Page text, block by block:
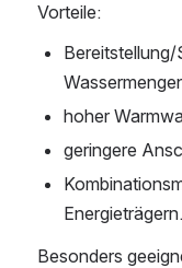
Vorteile:
hoher
geringere
Energieträgern.
Besonders